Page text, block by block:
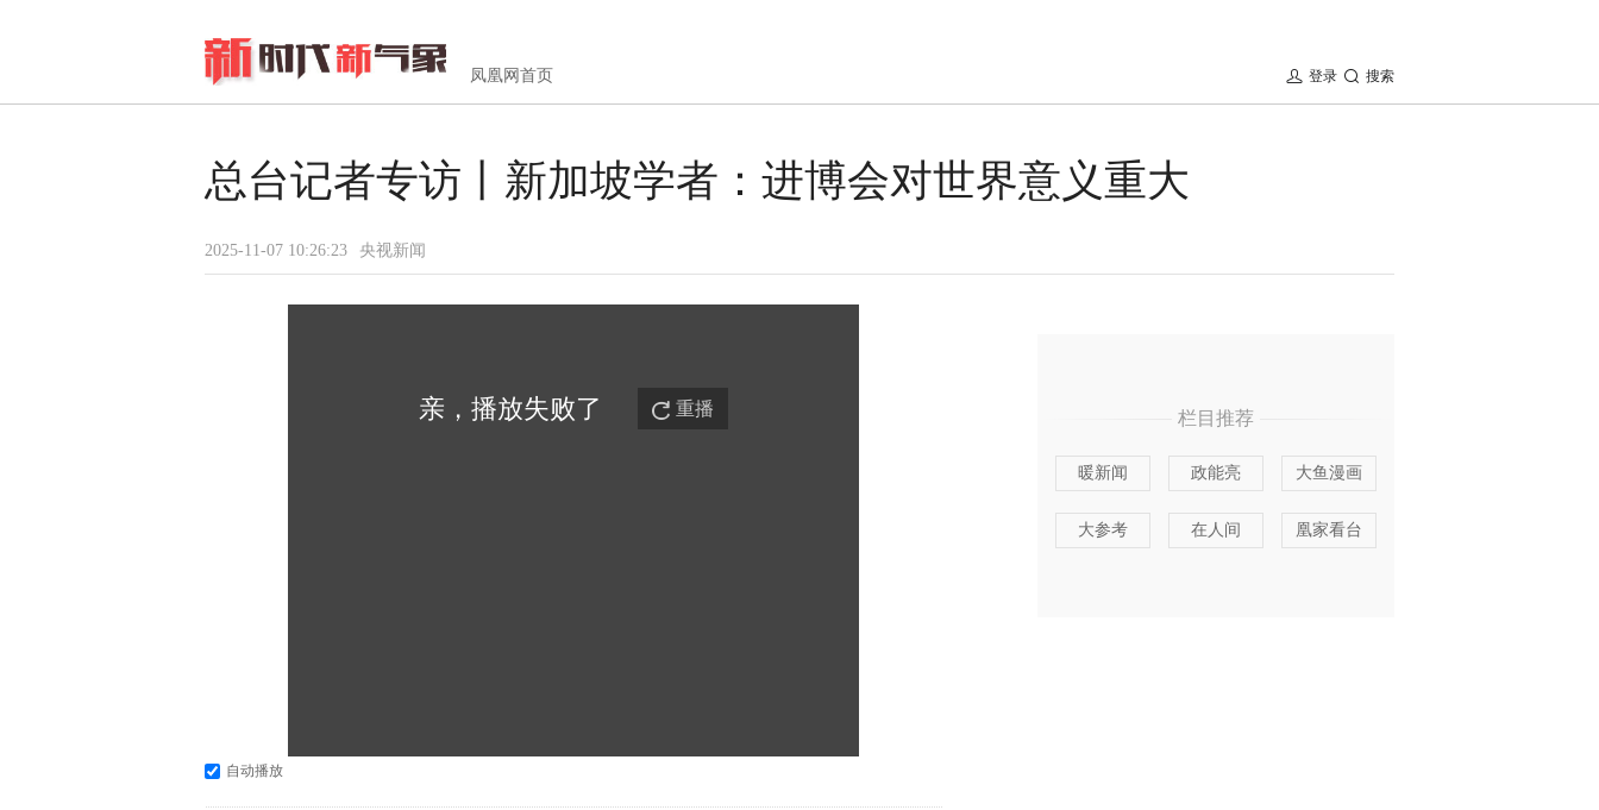
凤凰网首页 搜索
登录
总台记者专访丨新加坡学者：进博会对世界意义重大
2025-11-07 10:26:23 央视新闻
亲，播放失败了 重播
自动播放
栏目推荐
暖新闻 政能亮 大鱼漫画
大参考 在人间 凰家看台